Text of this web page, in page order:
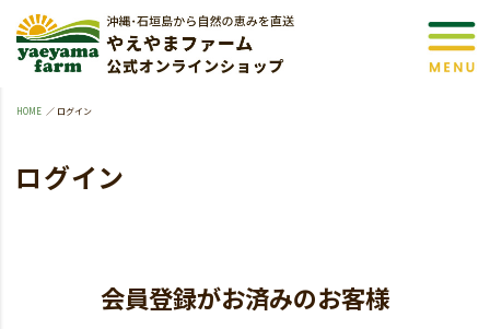
HOME ログイン
ログイン
会員登録がお済みのお客様